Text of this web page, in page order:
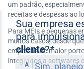
um padrão,
receitas e despesas ao
Para MEIs e pequenas
muitos casos, desde
empresas de maior
integrados a softwares